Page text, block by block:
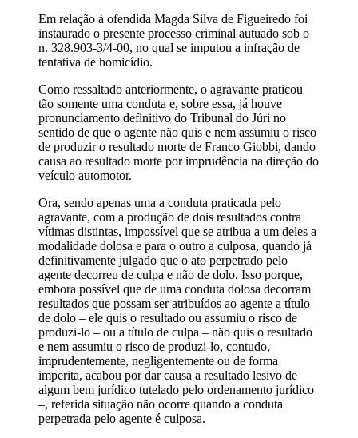
Em relação à ofendida Magda Silva de Figueiredo foi
instaurado o presente processo criminal autuado sob o
n. 328.903-3/4-00, no qual se imputou a infração de
tentativa de homicídio.
Como ressaltado anteriormente, o agravante praticou
tão somente uma conduta e, sobre essa, já houve
pronunciamento definitivo do Tribunal do Júri no
sentido de que o agente não quis e nem assumiu o risco
de produzir o resultado morte de Franco Giobbi, dando
causa ao resultado morte por imprudência na direção do
veículo automotor.
Ora, sendo apenas uma a conduta praticada pelo
agravante, com a produção de dois resultados contra
vítimas distintas, impossível que se atribua a um deles a
modalidade dolosa e para o outro a culposa, quando já
definitivamente julgado que o ato perpetrado pelo
agente decorreu de culpa e não de dolo. Isso porque,
embora possível que de uma conduta dolosa decorram
resultados que possam ser atribuídos ao agente a título
de dolo – ele quis o resultado ou assumiu o risco de
produzi-lo – ou a título de culpa – não quis o resultado
e nem assumiu o risco de produzi-lo, contudo,
imprudentemente, negligentemente ou de forma
imperita, acabou por dar causa a resultado lesivo de
algum bem jurídico tutelado pelo ordenamento jurídico
–, referida situação não ocorre quando a conduta
perpetrada pelo agente é culposa.